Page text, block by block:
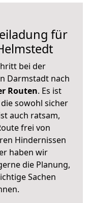
für
bei der
Darmstadt nach
Routen. Es ist
sowohl sicher
auch ratsam,
frei von
Hindernissen
haben wir
die Planung,
Sachen